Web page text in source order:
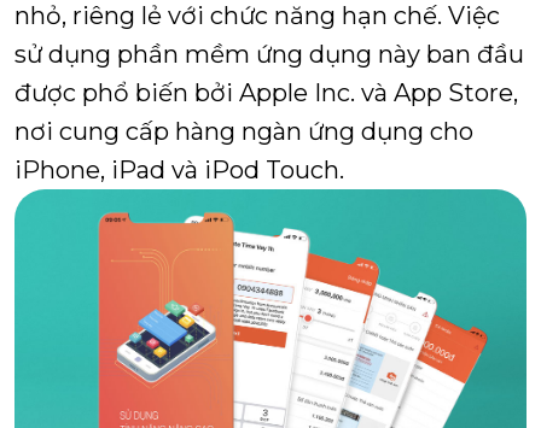
nhỏ, riêng lẻ với chức năng hạn chế. Việc
sử dụng phần mềm ứng dụng này ban đầu
được phổ biến bởi Apple Inc. và App Store,
nơi cung cấp hàng ngàn ứng dụng cho
iPhone, iPad và iPod Touch.